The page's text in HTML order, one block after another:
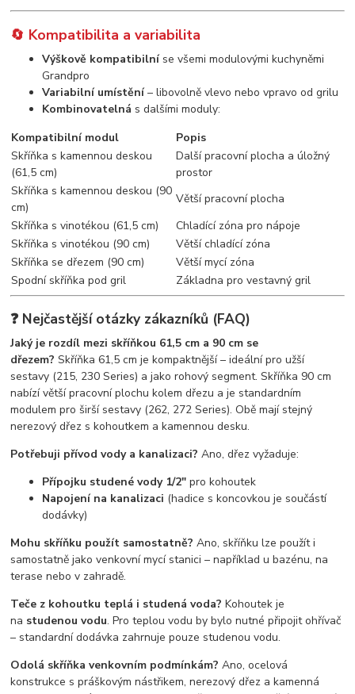
🔄 Kompatibilita a variabilita
Výškově kompatibilníse všemi modulovými kuchyněmi
Grandpro
Variabilní umístění– libovolně vlevo nebo vpravo od grilu
Kombinovatelná s dalšími moduly:
Kompatibilní modul
Popis
Skříňka s kamennou deskou
(61,5 cm)
Další pracovní plocha a úložný
prostor
Skříňka s kamennou deskou (90
cm)
Větší pracovní plocha
Skříňka s vinotékou (61,5 cm)
Chladící zóna pro nápoje
Skříňka s vinotékou (90 cm)
Větší chladící zóna
Skříňka se dřezem (90 cm)
Větší mycí zóna
Spodní skříňka pod gril
Základna pro vestavný gril
❓ Nejčastější otázky zákazníků (FAQ)
Jaký je rozdíl mezi skříňkou 61,5 cm a 90 cm se
dřezem? Skříňka 61,5 cm je kompaktnější – ideální pro užší
sestavy (215, 230 Series) a jako rohový segment. Skříňka 90 cm
nabízí větší pracovní plochu kolem dřezu a je standardním
modulem pro širší sestavy (262, 272 Series). Obě mají stejný
nerezový dřez s kohoutkem a kamennou desku.
Potřebuji přívod vody a kanalizaci? Ano, dřez vyžaduje:
Přípojku studené vody 1/2" pro kohoutek
Napojení na kanalizaci (hadice s koncovkou je součástí
dodávky)
Mohu skříňku použít samostatně? Ano, skříňku lze použít i
samostatně jako venkovní mycí stanici – například u bazénu, na
terase nebo v zahradě.
Teče z kohoutku teplá i studená voda? Kohoutek je
na studenou vodu. Pro teplou vodu by bylo nutné připojit ohřívač
– standardní dodávka zahrnuje pouze studenou vodu.
Odolá skříňka venkovním podmínkám? Ano, ocelová
konstrukce s práškovým nástřikem, nerezový dřez a kamenná